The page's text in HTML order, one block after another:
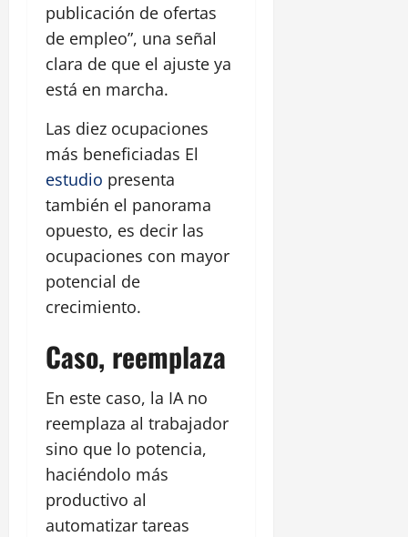
publicación de ofertas
de empleo”, una señal
clara de que el ajuste ya
está en marcha.
Las diez ocupaciones
más beneficiadas El
estudio presenta
también el panorama
opuesto, es decir las
ocupaciones con mayor
potencial de
crecimiento.
Caso, reemplaza
En este caso, la IA no
reemplaza al trabajador
sino que lo potencia,
haciéndolo más
productivo al
automatizar tareas